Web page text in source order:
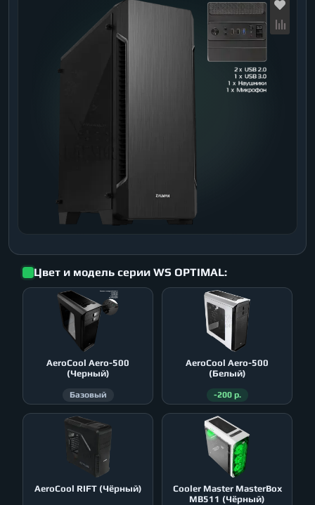
Цвет и модель серии WS OPTIMAL:
AeroСool Aero-500
(Черный)
Базовый
AeroСool Aero-500
(Белый)
-200 р.
AeroСool RIFT (Чёрный)
Cooler Master MasterBox
MB511 (Чёрный)